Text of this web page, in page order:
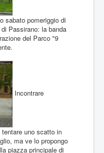
sabato pomeriggio di
Passirano: la banda
del Parco "9
Incontrare
uno scatto in
ma ve lo propongo
piazza principale di